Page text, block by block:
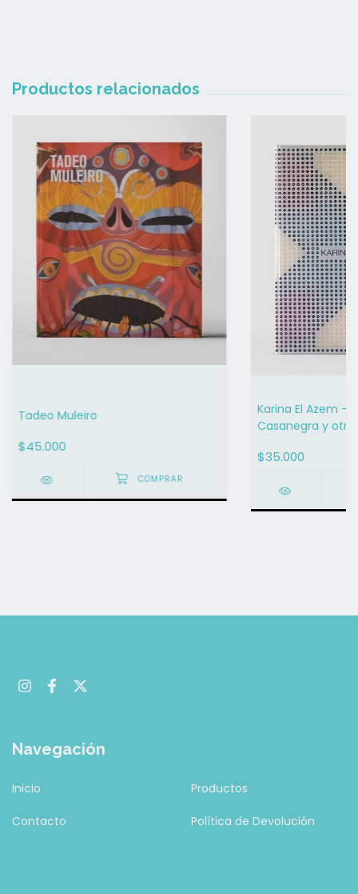
Productos relacionados
Tadeo Muleiro
$45.000
Karina El Azem -
Casanegra y
$35.000
Navegación
Inicio Productos
Contacto Política de Devolución